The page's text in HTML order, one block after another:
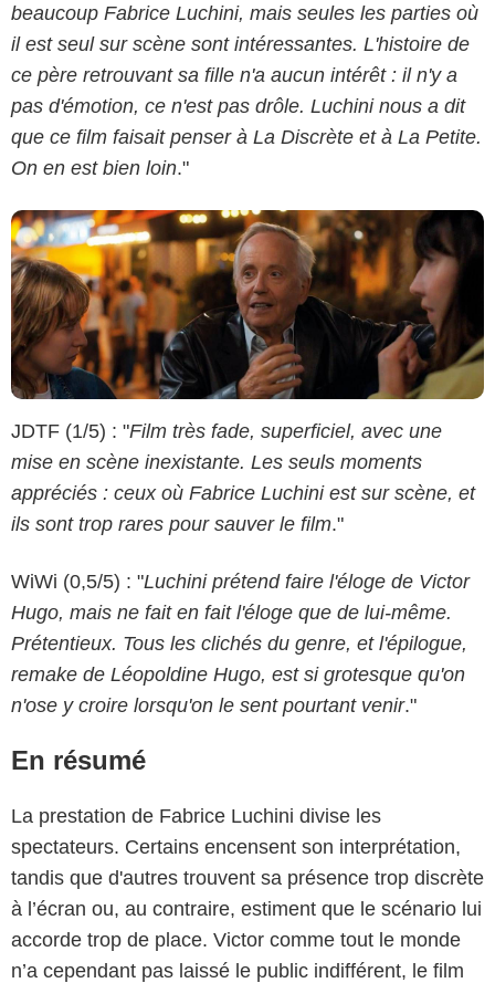
beaucoup Fabrice Luchini, mais seules les parties où
il est seul sur scène sont intéressantes. L'histoire de
ce père retrouvant sa fille n'a aucun intérêt : il n'y a
pas d'émotion, ce n'est pas drôle. Luchini nous a dit
que ce film faisait penser à La Discrète et à La Petite.
On en est bien loin."
JDTF (1/5) : "Film très fade, superficiel, avec une
mise en scène inexistante. Les seuls moments
appréciés : ceux où Fabrice Luchini est sur scène, et
ils sont trop rares pour sauver le film."
WiWi (0,5/5) : "Luchini prétend faire l'éloge de Victor
Hugo, mais ne fait en fait l'éloge que de lui-même.
Prétentieux. Tous les clichés du genre, et l'épilogue,
remake de Léopoldine Hugo, est si grotesque qu'on
n'ose y croire lorsqu'on le sent pourtant venir."
En résumé
La prestation de Fabrice Luchini divise les
spectateurs. Certains encensent son interprétation,
tandis que d'autres trouvent sa présence trop discrète
à l’écran ou, au contraire, estiment que le scénario lui
accorde trop de place. Victor comme tout le monde
n’a cependant pas laissé le public indifférent, le film